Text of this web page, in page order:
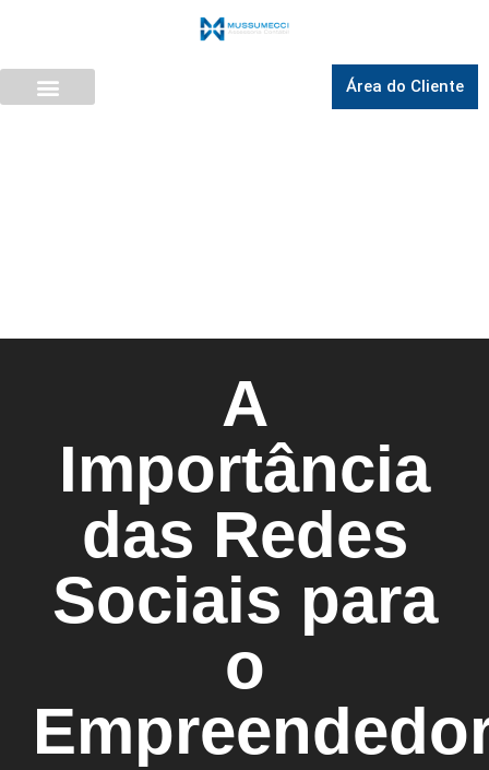
Área do Cliente
A
Importância
das Redes
Sociais para
o